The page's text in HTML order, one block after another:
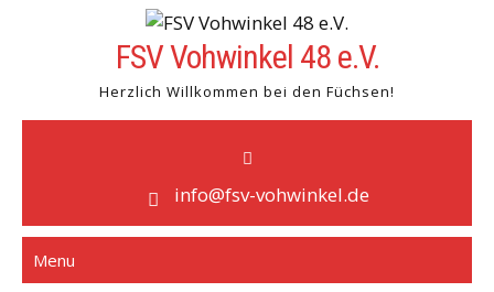
FSV Vohwinkel 48 e.V.
Herzlich Willkommen bei den Füchsen!
info@fsv-vohwinkel.de
Menu